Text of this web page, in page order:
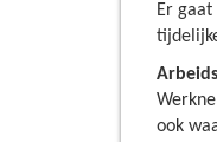
Er
ook